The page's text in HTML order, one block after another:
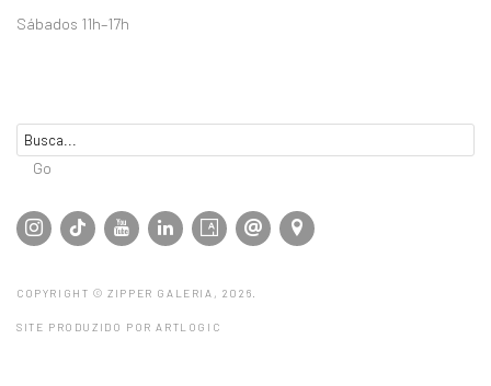
Sábados 11h–17h
Go
COPYRIGHT © ZIPPER GALERIA, 2026.
SITE PRODUZIDO POR ARTLOGIC